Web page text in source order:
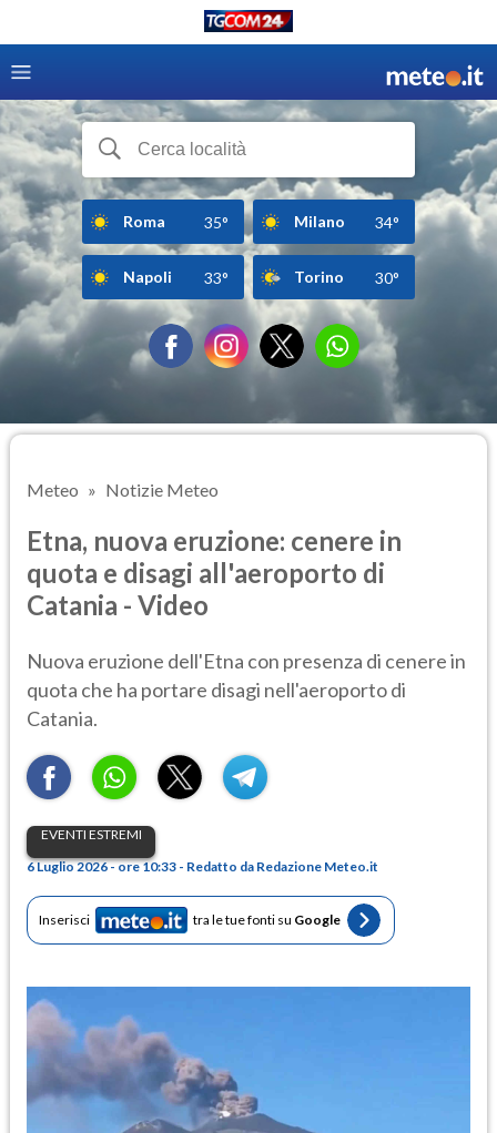
Roma 35° Milano 34°
Napoli 33° Torino 30°
Meteo Notizie Meteo
Etna, nuova eruzione: cenere in
quota e disagi all'aeroporto di
Catania - Video
Nuova eruzione dell'Etna con presenza di cenere in
quota che ha portare disagi nell'aeroporto di
Catania.
EVENTI ESTREMI
6 Luglio 2026 - ore 10:33 - Redatto da Redazione Meteo.it
Inserisci tra le tue fonti su Google